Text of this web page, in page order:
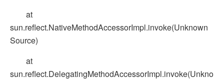
at
sun.reflect.NativeMethodAccessorImpl.invoke(Unknown
Source)
at
sun.reflect.DelegatingMethodAccessorImpl.invoke(Unkno